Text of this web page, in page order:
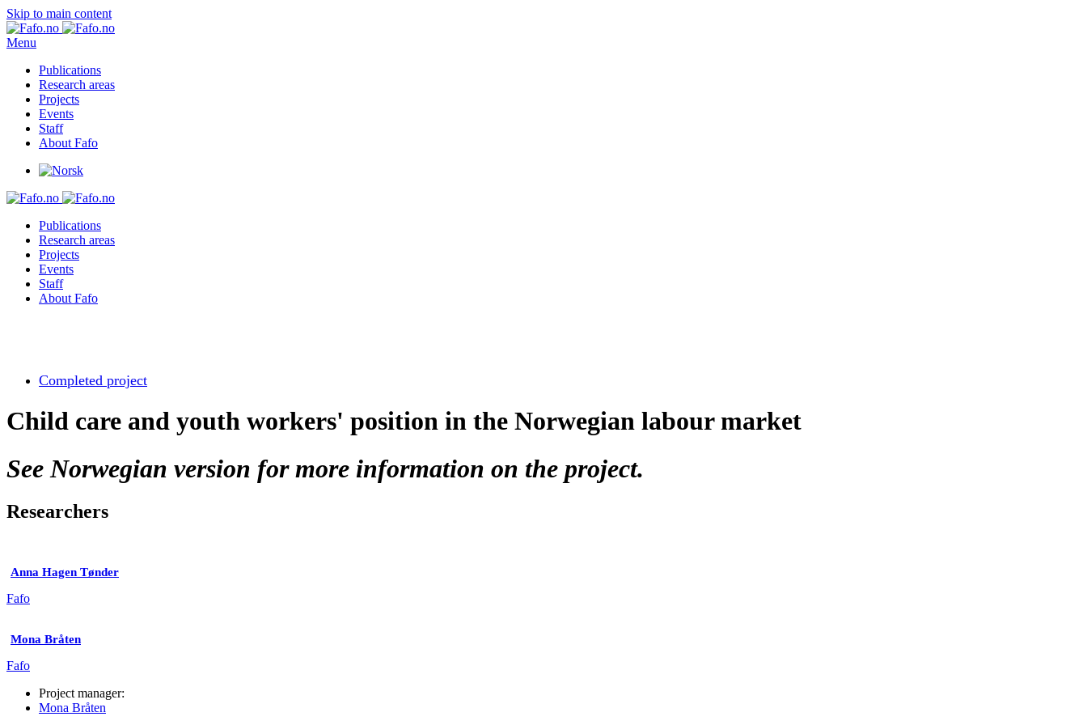
Skip to main content
Menu
Publications
Research areas
Projects
Events
Staff
About Fafo
Publications
Research areas
Projects
Events
Staff
About Fafo
Completed project
Child care and youth workers' position in the Norwegian labour market
See Norwegian version for more information on the project.
Researchers
Anna Hagen Tønder
Fafo
Mona Bråten
Fafo
Project manager:
Mona Bråten